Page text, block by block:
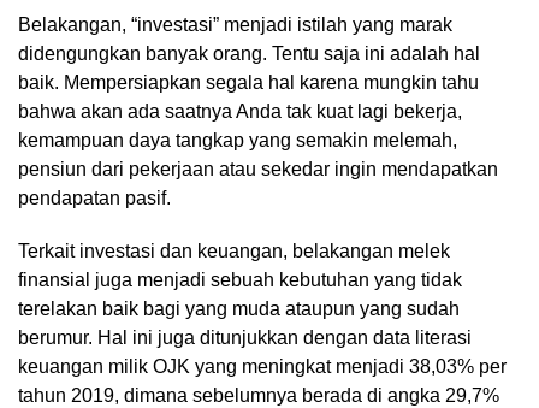
Belakangan, “investasi” menjadi istilah yang marak
didengungkan banyak orang. Tentu saja ini adalah hal
baik. Mempersiapkan segala hal karena mungkin tahu
bahwa akan ada saatnya Anda tak kuat lagi bekerja,
kemampuan daya tangkap yang semakin melemah,
pensiun dari pekerjaan atau sekedar ingin mendapatkan
pendapatan pasif.
Terkait investasi dan keuangan, belakangan melek
finansial juga menjadi sebuah kebutuhan yang tidak
terelakan baik bagi yang muda ataupun yang sudah
berumur. Hal ini juga ditunjukkan dengan data literasi
keuangan milik OJK yang meningkat menjadi 38,03% per
tahun 2019, dimana sebelumnya berada di angka 29,7%